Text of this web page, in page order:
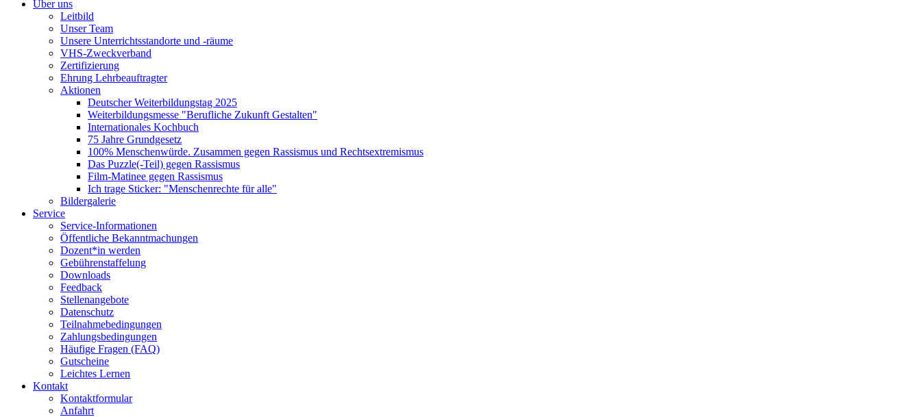
Über uns
Leitbild
Unser Team
Unsere Unterrichtsstandorte und -räume
VHS-Zweckverband
Zertifizierung
Ehrung Lehrbeauftragter
Aktionen
Deutscher Weiterbildungstag 2025
Weiterbildungsmesse "Berufliche Zukunft Gestalten"
Internationales Kochbuch
75 Jahre Grundgesetz
100% Menschenwürde. Zusammen gegen Rassismus und Rechtsextremismus
Das Puzzle(-Teil) gegen Rassismus
Film-Matinee gegen Rassismus
Ich trage Sticker: "Menschenrechte für alle"
Bildergalerie
Service
Service-Informationen
Öffentliche Bekanntmachungen
Dozent*in werden
Gebührenstaffelung
Downloads
Feedback
Stellenangebote
Datenschutz
Teilnahmebedingungen
Zahlungsbedingungen
Häufige Fragen (FAQ)
Gutscheine
Leichtes Lernen
Kontakt
Kontaktformular
Anfahrt